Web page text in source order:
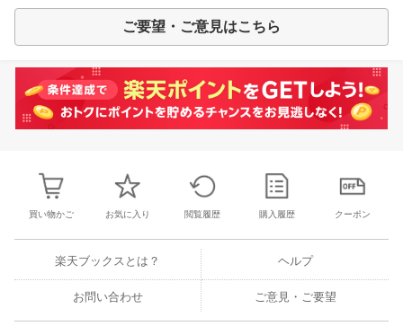
ご要望・ご意見はこちら
買い物かご お気に入り 閲覧履歴 購入履歴 クーポン
楽天ブックスとは？ ヘルプ
お問い合わせ ご意見・ご要望